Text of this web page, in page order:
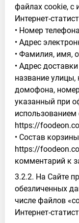
файлах cookie, с
Интернет-
• Номер
• Адрес
• Фамилия, имя,
• Адрес
название
домофона,
указанный при
использованием
https://
• Состав
https://
комментарий к
3.2.2. На Сайте
обезличенных
числе файлов
Интернет-